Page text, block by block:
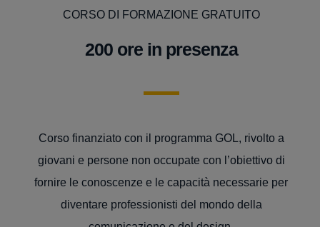
CORSO DI FORMAZIONE GRATUITO
200 ore in presenza
Corso finanziato con il programma GOL, rivolto a
giovani e persone non occupate con l’obiettivo di
fornire le conoscenze e le capacità necessarie per
diventare professionisti del mondo della